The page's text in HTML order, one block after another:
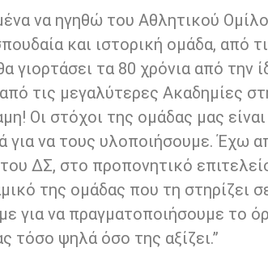
μένα να ηγηθώ του Αθλητικού
και ιστορική ομάδα, από
γιορτάσει τα 80 χρόνια από την
τις μεγαλύτερες Ακαδημίες
Οι στόχοι της ομάδας μας
για να τους υλοποιήσουμε. Έχω
ΔΣ, στο προπονητικό
της ομάδας που τη στηρίζει
για να πραγματοποιήσουμε το
τόσο ψηλά όσο της αξίζει.”